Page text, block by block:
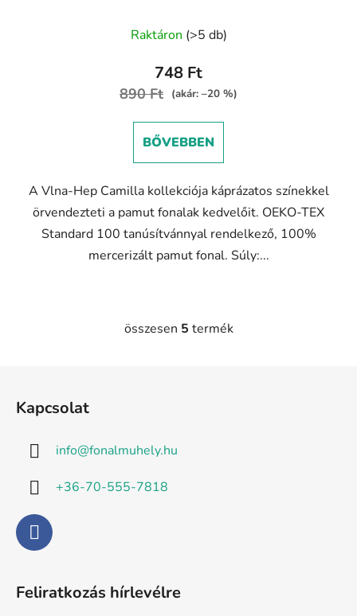
termék
átlagos
értékelése
ből
4,6
Raktáron (>5 db)
748 Ft
890 Ft (akár: –20 %)
BŐVEBBEN
A Vlna-Hep Camilla kollekciója káprázatos színekkel
örvendezteti a pamut fonalak kedvelőit. OEKO-TEX
Standard 100 tanúsítvánnyal rendelkező, 100%
mercerizált pamut fonal. Súly:...
L
l
összesen 5 termék
Kapcsolat
info@fonalmuhely.hu
+36-70-555-7818
Feliratkozás hírlevélre